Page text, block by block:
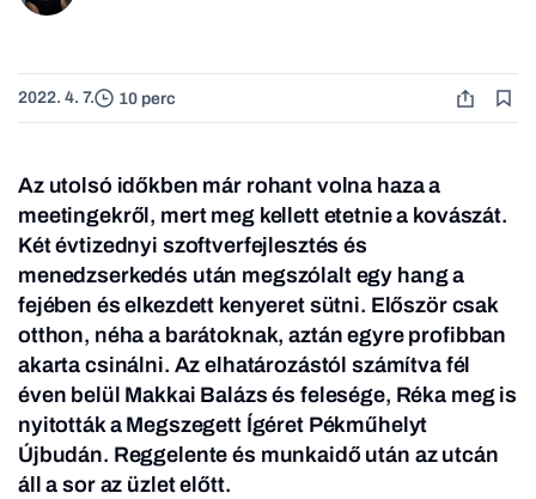
2022. 4. 7. 10 perc
Az utolsó időkben már rohant volna haza a
meetingekről, mert meg kellett etetnie a kovászát.
Két évtizednyi szoftverfejlesztés és
menedzserkedés után megszólalt egy hang a
fejében és elkezdett kenyeret sütni. Először csak
otthon, néha a barátoknak, aztán egyre profibban
akarta csinálni. Az elhatározástól számítva fél
éven belül Makkai Balázs és felesége, Réka meg is
nyitották a Megszegett Ígéret Pékműhelyt
Újbudán. Reggelente és munkaidő után az utcán
áll a sor az üzlet előtt.